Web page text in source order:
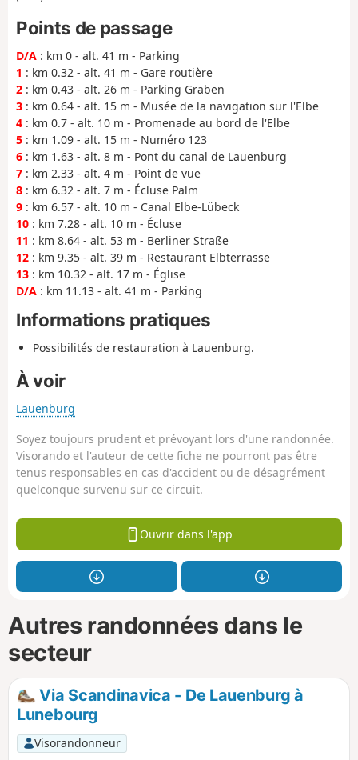
Points de passage
D/A : km 0 - alt. 41 m - Parking
1 : km 0.32 - alt. 41 m - Gare routière
2 : km 0.43 - alt. 26 m - Parking Graben
3 : km 0.64 - alt. 15 m - Musée de la navigation sur l'Elbe
4 : km 0.7 - alt. 10 m - Promenade au bord de l'Elbe
5 : km 1.09 - alt. 15 m - Numéro 123
6 : km 1.63 - alt. 8 m - Pont du canal de Lauenburg
7 : km 2.33 - alt. 4 m - Point de vue
8 : km 6.32 - alt. 7 m - Écluse Palm
9 : km 6.57 - alt. 10 m - Canal Elbe-Lübeck
10 : km 7.28 - alt. 10 m - Écluse
11 : km 8.64 - alt. 53 m - Berliner Straße
12 : km 9.35 - alt. 39 m - Restaurant Elbterrasse
13 : km 10.32 - alt. 17 m - Église
D/A : km 11.13 - alt. 41 m - Parking
Informations pratiques
Possibilités de restauration à Lauenburg.
À voir
Lauenburg
Soyez toujours prudent et prévoyant lors d'une randonnée.
Visorando et l'auteur de cette fiche ne pourront pas être
tenus responsables en cas d'accident ou de désagrément
quelconque survenu sur ce circuit.
Ouvrir dans l'app
Autres randonnées dans le
secteur
Via Scandinavica - De Lauenburg à
Lunebourg
Visorandonneur